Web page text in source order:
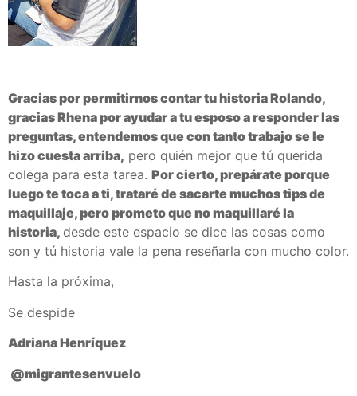
Gracias por permitirnos contar tu historia Rolando,
gracias Rhena porayudar a tu esposo a responder las
preguntas, entendemos que con tanto trabajo se le
hizo cuesta arriba, pero quién mejor que tú querida
colega para esta tarea. Por cierto, prepárate porque
luego te toca a ti, trataré de sacarte muchos tips de
maquillaje, pero prometo que no maquillaré la
historia, desde este espacio se dice las cosas como
son y tú historia vale la pena reseñarla con mucho color.
Hasta la próxima,
Se despide
Adriana Henríquez
@migrantesenvuelo